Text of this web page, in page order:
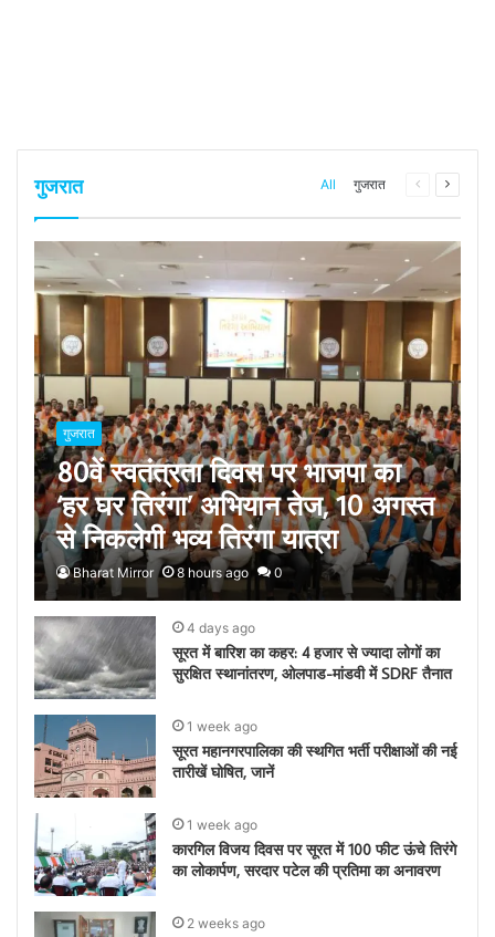
गुजरात All गुजरात
Previous
गुजरात
80वें स्वतंत्रता दिवस पर भाजपा का
‘हर घर तिरंगा’ अभियान तेज, 10 अगस्त
से निकलेगी भव्य तिरंगा यात्रा
Bharat Mirror 8 hours ago 0
4 days ago
सूरत में बारिश का कहर: 4 हजार से ज्यादा लोगों का
सुरक्षित स्थानांतरण, ओलपाड-मांडवी में SDRF तैनात
1 week ago
सूरत महानगरपालिका की स्थगित भर्ती परीक्षाओं की नई
तारीखें घोषित, जानें
1 week ago
कारगिल विजय दिवस पर सूरत में 100 फीट ऊंचे तिरंगे
का लोकार्पण, सरदार पटेल की प्रतिमा का अनावरण
2 weeks ago